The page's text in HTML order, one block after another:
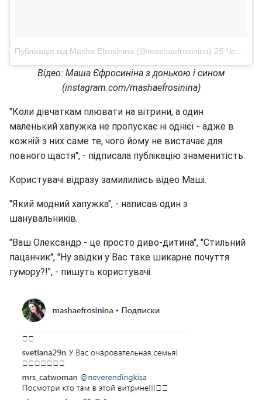
Публікація від Masha Efrosinina (@mashaefrosinina) 25 Чер 2018 в 8:42 PDT
Відео: Маша Єфросиніна з донькою і сином
(instagram.com/mashaefrosinina)
"Коли дівчаткам плювати на вітрини, а один
маленький хапужка не пропускає ні однієї - адже в
кожній з них саме те, чого йому не вистачає для
повного щастя", - підписала публікацію знаменитість.
Користувачі відразу замилились відео Маші.
"Який модний хапужка", - написав один з
шанувальників.
"Ваш Олександр - це просто диво-дитина", "Стильний
пацанчик", "Ну звідки у Вас таке шикарне почуття
гумору?!", - пишуть користувачі.